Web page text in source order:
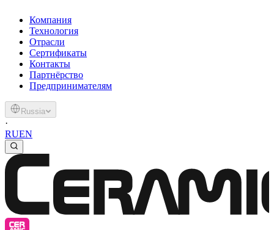
Компания
Технология
Отрасли
Сертификаты
Контакты
Партнёрство
Предпринимателям
Russia
·
RUEN